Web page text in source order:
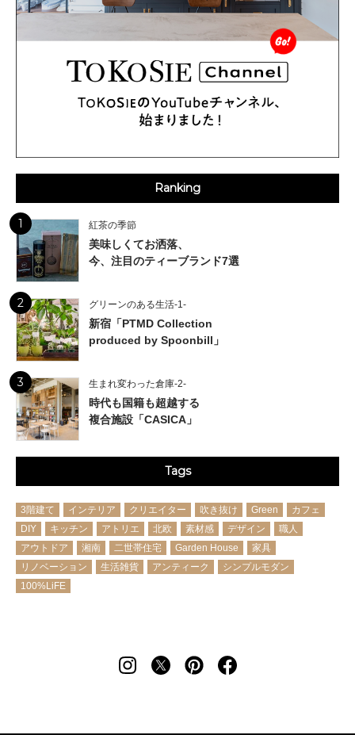
Ranking
1 紅茶の季節
美味しくてお洒落、
今、注目のティーブランド7選
2 グリーンのある生活-1-
新宿「PTMD Collection
produced by Spoonbill」
3 生まれ変わった倉庫-2-
時代も国籍も超越する
複合施設「CASICA」
Tags
3階建て インテリア クリエイター 吹き抜け Green
カフェ
DIY
キッチン アトリエ 北欧 素材感 デザイン
職人
アウトドア
湘南 二世帯住宅 Garden House
家具
リノベーション
生活雑貨 アンティーク
シンプルモダン
100%LiFE